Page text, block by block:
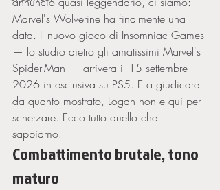
Marvel's Wolverine ha finalmente una
data. Il nuovo gioco di Insomniac Games
— lo studio dietro gli amatissimi Marvel's
Spider-Man — arrivera il 15 settembre
2026 in esclusiva su PS5. E a giudicare
da quanto mostrato, Logan non e qui per
scherzare. Ecco tutto quello che
sappiamo.
Combattimento brutale, tono
maturo